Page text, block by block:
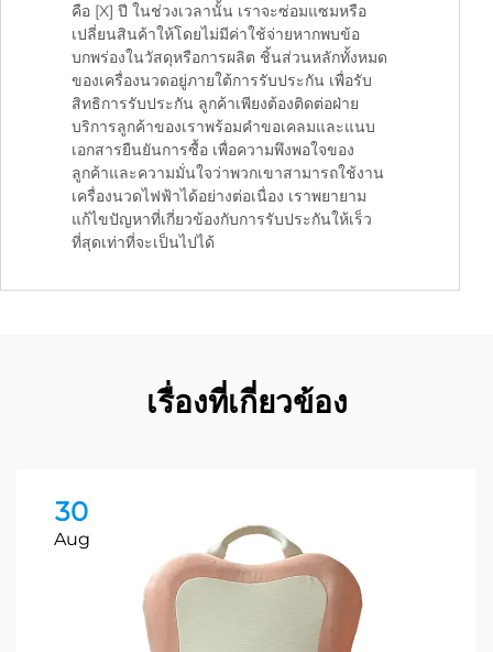
คือ [X] ปี ในช่วงเวลานั้น เราจะซ่อมแซมหรือ
เปลี่ยนสินค้าให้โดยไม่มีค่าใช้จ่ายหากพบข้อ
บกพร่องในวัสดุหรือการผลิต ชิ้นส่วนหลักทั้งหมด
ของเครื่องนวดอยู่ภายใต้การรับประกัน เพื่อรับ
สิทธิการรับประกัน ลูกค้าเพียงต้องติดต่อฝ่าย
บริการลูกค้าของเราพร้อมคำขอเคลมและแนบ
เอกสารยืนยันการซื้อ เพื่อความพึงพอใจของ
ลูกค้าและความมั่นใจว่าพวกเขาสามารถใช้งาน
เครื่องนวดไฟฟ้าได้อย่างต่อเนื่อง เราพยายาม
แก้ไขปัญหาที่เกี่ยวข้องกับการรับประกันให้เร็ว
ที่สุดเท่าที่จะเป็นไปได้
เรื่องที่เกี่ยวข้อง
30
Aug